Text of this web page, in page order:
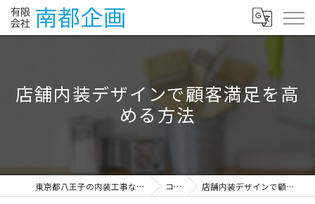
店舗内装デザインで顧客満足を高
める方法
東京都八王子の内装工事なら有限会社南都企画 コラム 店舗内装デザインで顧客満足を高める方法